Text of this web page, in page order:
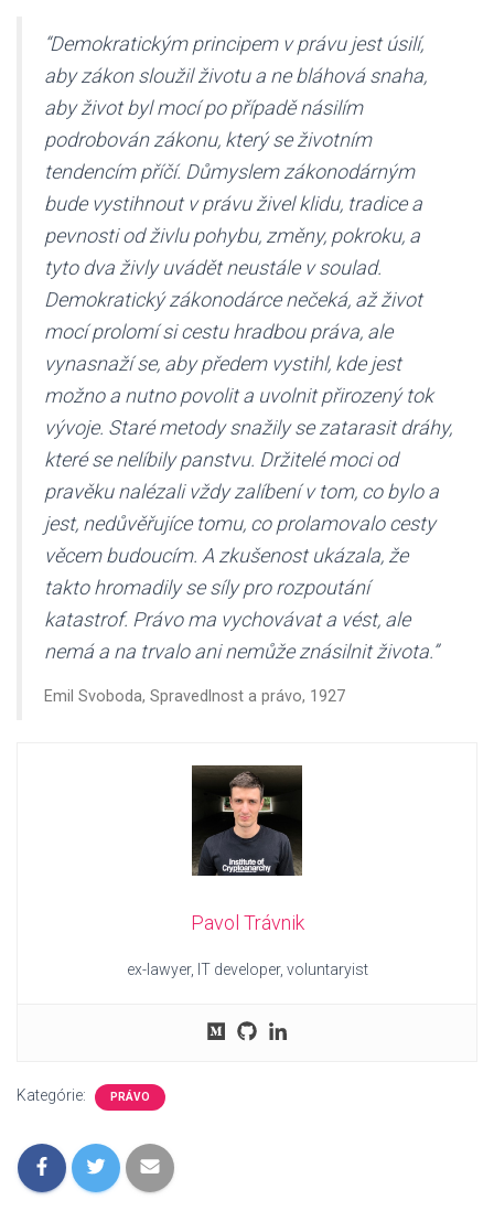
“Demokratickým principem v právu jest úsilí,
aby zákon sloužil životu a ne bláhová snaha,
aby život byl mocí po případě násilím
podrobován zákonu, který se životním
tendencím příčí. Důmyslem zákonodárným
bude vystihnout v právu živel klidu, tradice a
pevnosti od živlu pohybu, změny, pokroku, a
tyto dva živly uvádět neustále v soulad.
Demokratický zákonodárce nečeká, až život
mocí prolomí si cestu hradbou práva, ale
vynasnaží se, aby předem vystihl, kde jest
možno a nutno povolit a uvolnit přirozený tok
vývoje. Staré metody snažily se zatarasit dráhy,
které se nelíbily panstvu. Držitelé moci od
pravěku nalézali vždy zalíbení v tom, co bylo a
jest, nedůvěřujíce tomu, co prolamovalo cesty
věcem budoucím. A zkušenost ukázala, že
takto hromadily se síly pro rozpoutání
katastrof. Právo ma vychovávat a vést, ale
nemá a na trvalo ani nemůže znásilnit života.”
Emil Svoboda, Spravedlnost a právo, 1927
Pavol Trávnik
ex-lawyer, IT developer, voluntaryist
Kategórie: PRÁVO